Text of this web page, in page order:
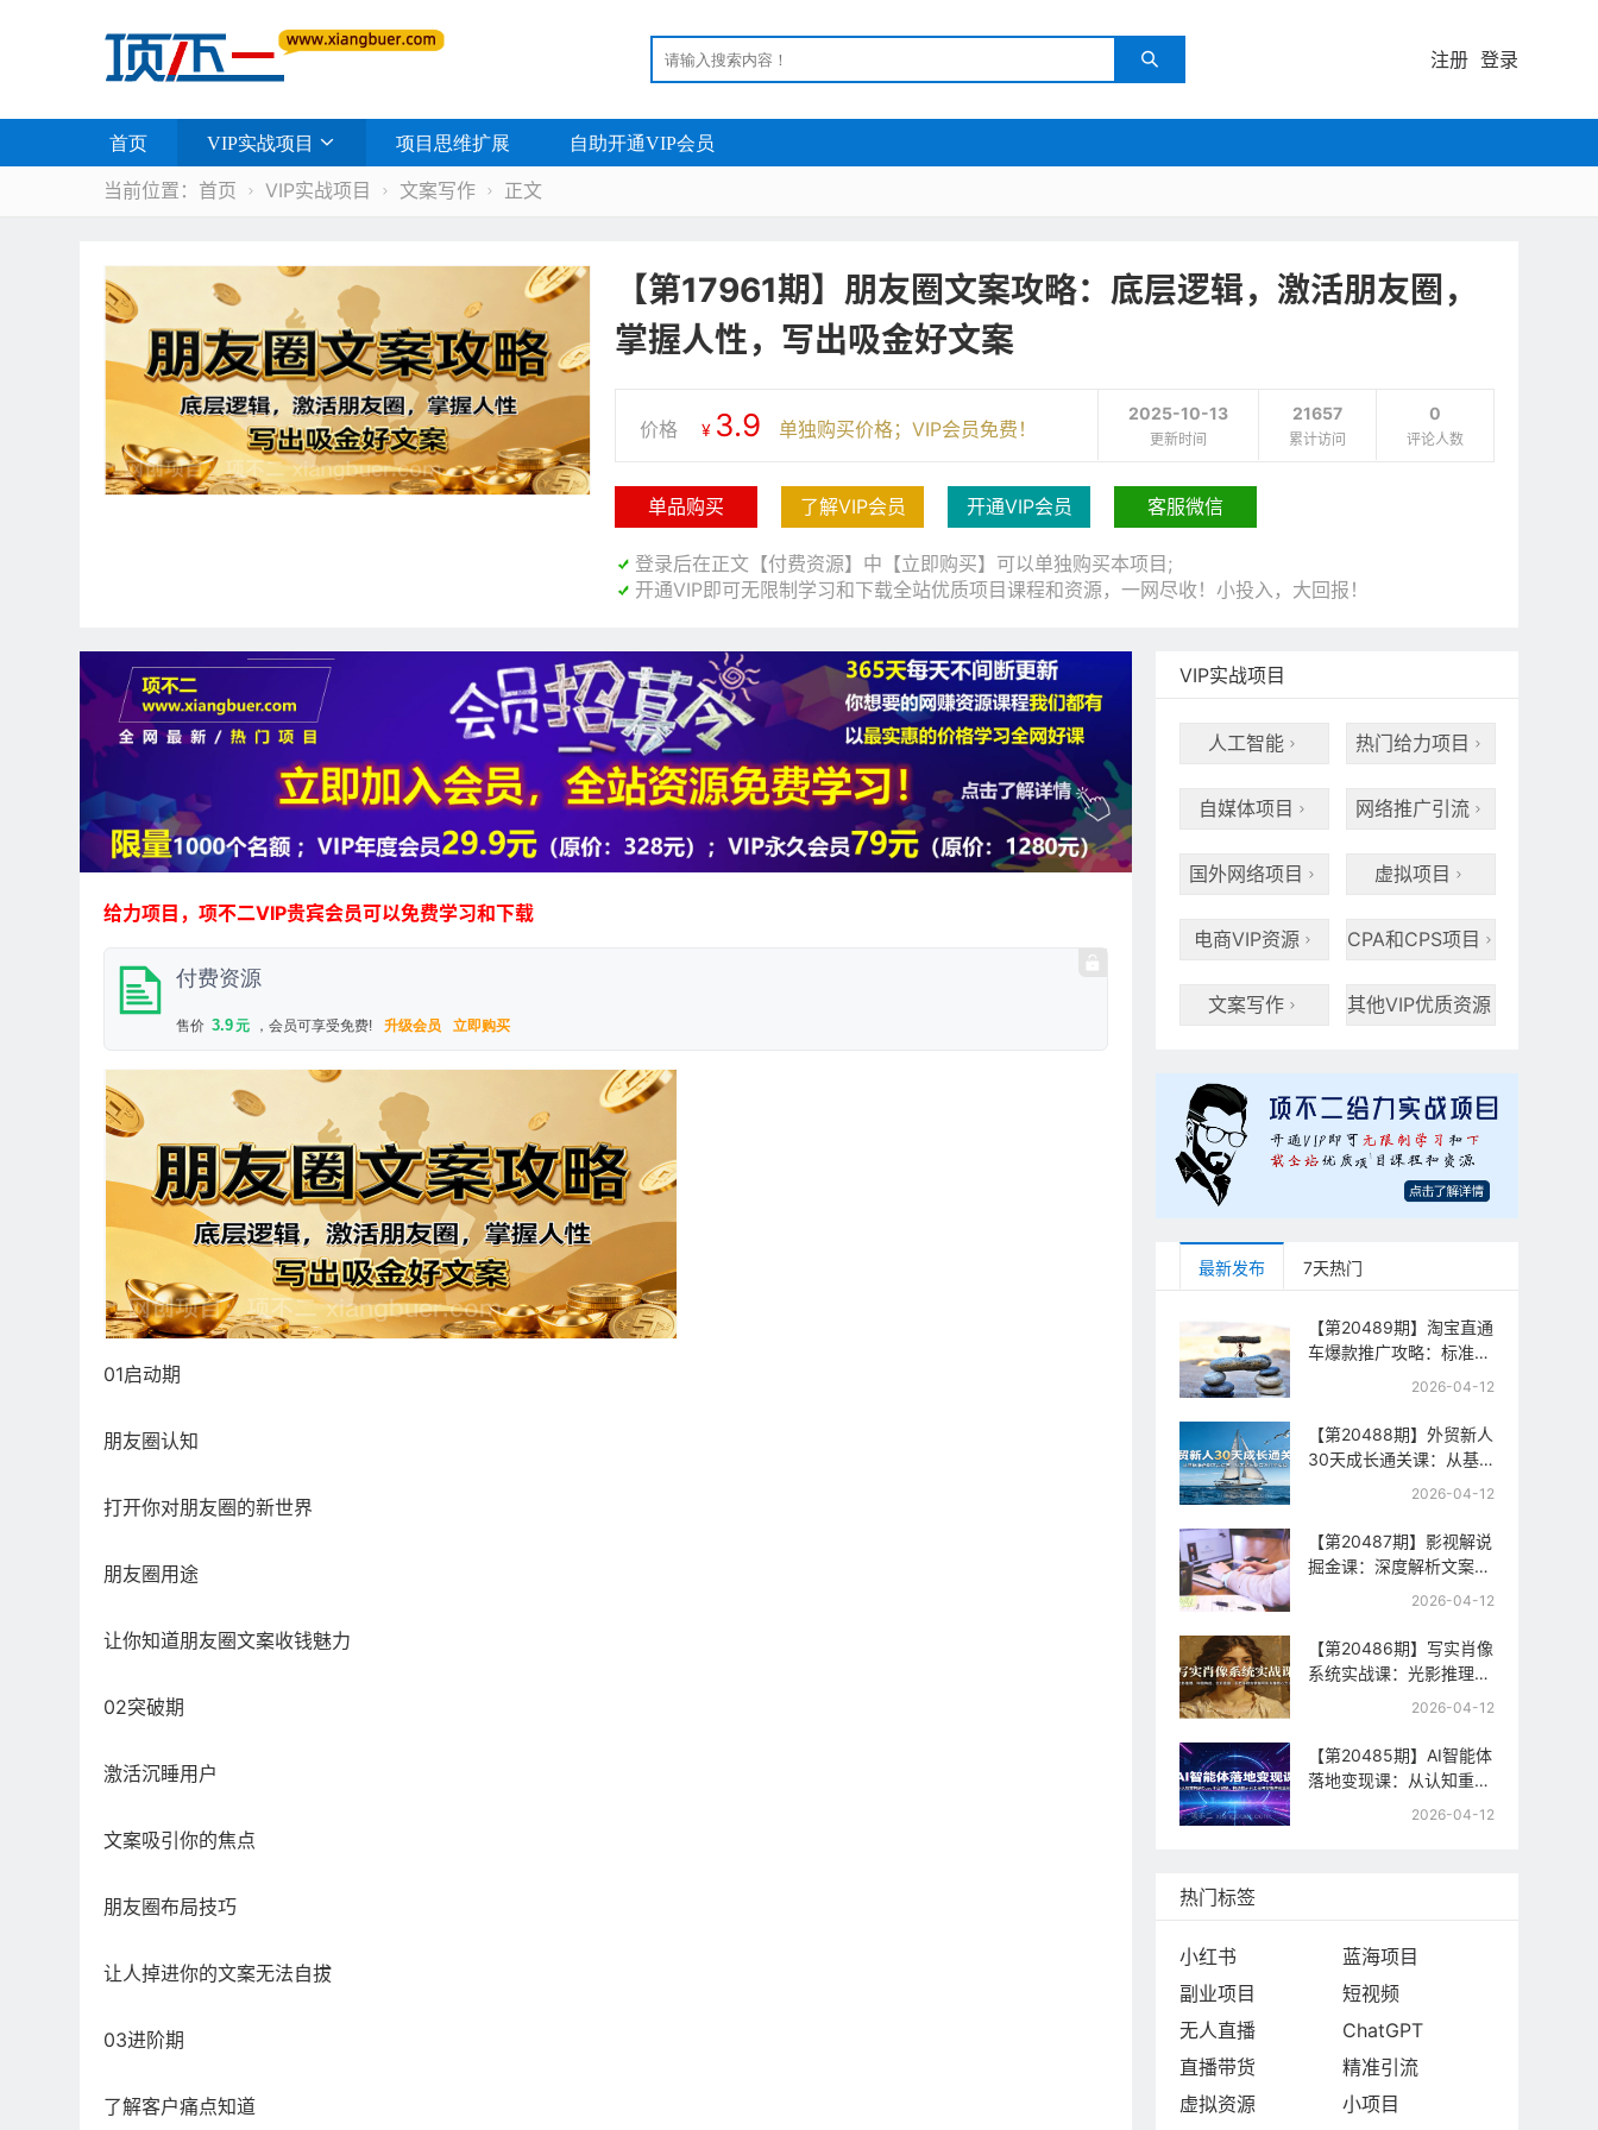
注册 登录

首页 VIP实战项目 项目思维扩展 自助开通VIP会员
当前位置： 首页  VIP实战项目  文案写作  正文
【第17961期】朋友圈文案攻略：底层逻辑，激活朋友圈，
掌握人性，写出吸金好文案
价格 ¥ 3.9 单独购买价格；VIP会员免费！
0
评论人数
21657
累计访问
2025-10-13
更新时间
单品购买 了解VIP会员 开通VIP会员 客服微信
 登录后在正文【付费资源】中【立即购买】可以单独购买本项目;
 开通VIP即可无限制学习和下载全站优质项目课程和资源，一网尽收！小投入，大回报！
给力项目，项不二VIP贵宾会员可以免费学习和下载
付费资源
售价 3.9元 ，会员可享受免费! 升级会员 立即购买
01启动期
朋友圈认知
打开你对朋友圈的新世界
朋友圈用途
让你知道朋友圈文案收钱魅力
02突破期
激活沉睡用户
文案吸引你的焦点
朋友圈布局技巧
让人掉进你的文案无法自拔
03进阶期
了解客户痛点知道
VIP实战项目
人工智能  热门给力项目 
自媒体项目  网络推广引流 
国外网络项目  虚拟项目 
电商VIP资源  CPA和CPS项目 
文案写作  其他VIP优质资源
最新发布 7天热门
【第20489期】淘宝直通
车爆款推广攻略：标准计
划+人群打法+全站推
与流量
2026-04-12
【第20488期】外贸新人
30天成长通关课：从基
础准备到平台运营，从零
2026-04-12
【第20487期】影视解说
掘金课：深度解析文案逻
辑、槽点设计与推流机
2026-04-12
【第20486期】写实肖像
系统实战课：光影推理、
构图构成、色彩置换，手
心方法
2026-04-12
【第20485期】AI智能体
落地变现课：从认知重构
到Coze平台实操，精通
2026-04-12
热门标签
小红书
蓝海项目
副业项目
短视频
无人直播
ChatGPT
直播带货
精准引流
虚拟资源
小项目